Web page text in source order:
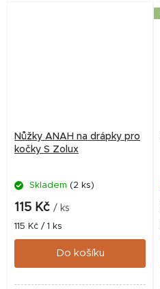
Nůžky ANAH na drápky pro
kočky S Zolux
Skladem (2 ks)
115 Kč / ks
Měrná
cena:
115 Kč / 1 ks
Do košíku